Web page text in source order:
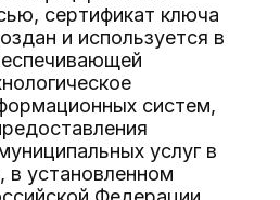
сертификат ключа
и используется в
систем,
услуг в
в установленном